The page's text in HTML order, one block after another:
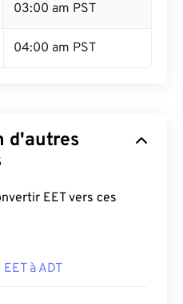
03:00 am PST
04:00 am PST
d'autres
EET vers ces
EET à ADT